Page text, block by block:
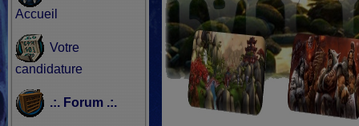
Accueil
Votre
candidature
.:. Forum .:.